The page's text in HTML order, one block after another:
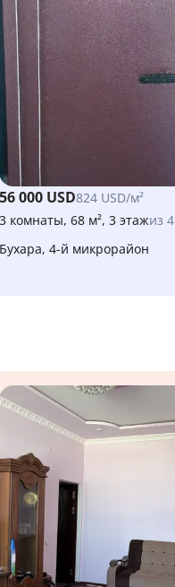
56 000 USD824 USD/м²
3 комнаты, 68 м², 3 этажиз 4
Бухара, 4-й микрорайон